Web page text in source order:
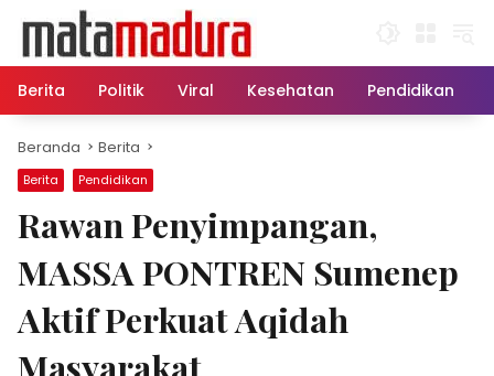
konten
Berita
Politik Viral Kesehatan Pendidikan
Beranda Berita
Berita Pendidikan
Rawan Penyimpangan,
MASSA PONTREN Sumenep
Aktif Perkuat Aqidah
Masyarakat